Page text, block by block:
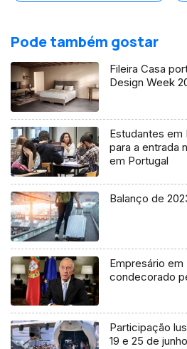
Pode também gostar
Fileira Casa
Design Week
Estudantes em
para a entrada
em Portugal
Balanço de
Empresário
condecorado
Participação
19 e 25 de